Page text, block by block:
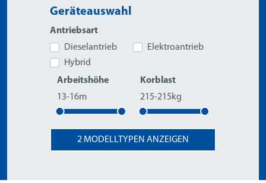
Geräteauswahl
Antriebsart
Dieselantrieb
Elektroantrieb
Hybrid
Arbeitshöhe
13-16m
Korblast
215-215kg
2 MODELLTYPEN ANZEIGEN